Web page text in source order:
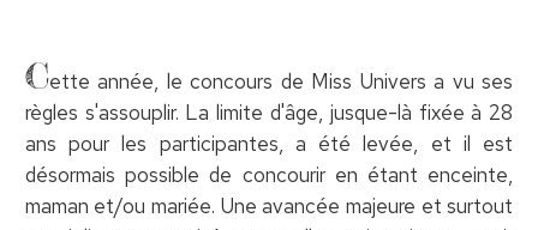
Cette année, le concours de Miss Univers a vu ses
règles s'assouplir. La limite d'âge, jusque-là fixée à 28
ans pour les participantes, a été levée, et il est
désormais possible de concourir en étant enceinte,
maman et/ou mariée. Une avancée majeure et surtout